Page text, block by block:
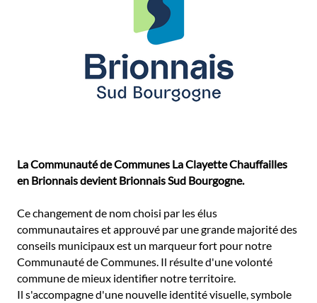
La Communauté de Communes La Clayette Chauffailles
en Brionnais devient Brionnais Sud Bourgogne.
Ce changement de nom choisi par les élus
communautaires et approuvé par une grande majorité des
conseils municipaux est un marqueur fort pour notre
Communauté de Communes. Il résulte d'une volonté
commune de mieux identifier notre territoire.
Il s'accompagne d'une nouvelle identité visuelle, symbole